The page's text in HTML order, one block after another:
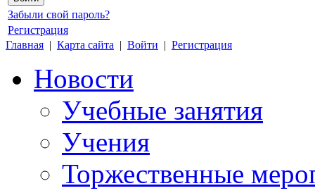
Забыли свой пароль?
Регистрация
Главная | Карта сайта | Войти | Регистрация
Новости
Учебные занятия
Учения
Торжественные